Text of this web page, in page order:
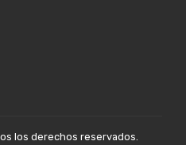
los derechos reservados.